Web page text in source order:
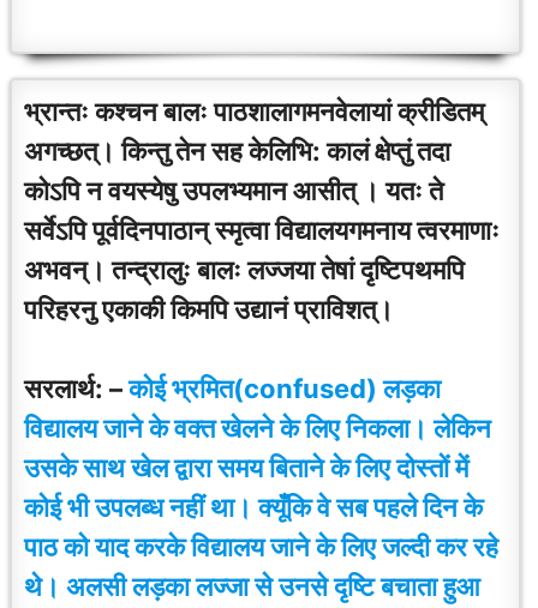
भ्रान्तः कश्चन बालः पाठशालागमनवेलायां क्रीडितम्
अगच्छत्। किन्तु तेन सह केलिभि: कालं क्षेप्तुं तदा
कोऽपि न वयस्येषु उपलभ्यमान आसीत् । यतः ते
सर्वेऽपि पूर्वदिनपाठान् स्मृत्वा विद्यालयगमनाय त्वरमाणाः
अभवन्। तन्द्रालुः बालः लज्जया तेषां दृष्टिपथमपि
परिहरनु एकाकी किमपि उद्यानं प्राविशत्।
सरलार्थ: –कोई भ्रमित(confused) लड़का
विद्यालय जाने के वक्त खेलने के लिए निकला। लेकिन
उसके साथ खेल द्वारा समय बिताने के लिए दोस्तों में
कोई भी उपलब्ध नहीं था। क्यूँकि वे सब पहले दिन के
पाठ को याद करके विद्यालय जाने के लिए जल्दी कर रहे
थे। अलसी लड़का लज्जा से उनसे दृष्टि बचाता हुआ